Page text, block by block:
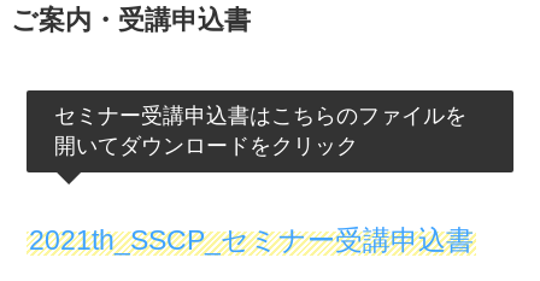
ご案内・受講申込書
セミナー受講申込書はこちらのファイルを
開いてダウンロードをクリック
2021th_SSCP_セミナー受講申込書